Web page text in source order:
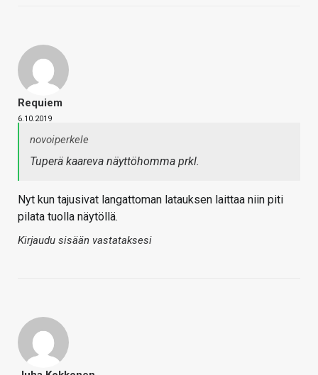
Requiem
6.10.2019
novoiperkele
Tuperä kaareva näyttöhomma prkl.
Nyt kun tajusivat langattoman latauksen laittaa niin piti
pilata tuolla näytöllä.
Kirjaudu sisään vastataksesi